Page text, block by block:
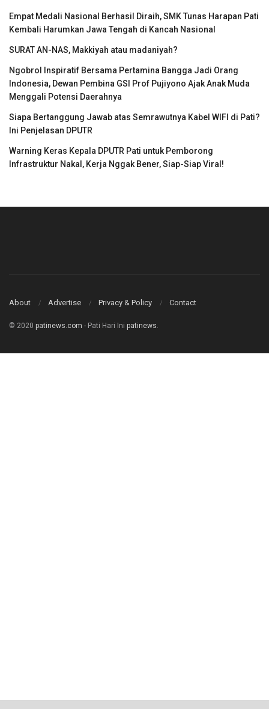
Empat Medali Nasional Berhasil Diraih, SMK Tunas Harapan Pati
Kembali Harumkan Jawa Tengah di Kancah Nasional
SURAT AN-NAS, Makkiyah atau madaniyah?
Ngobrol Inspiratif Bersama Pertamina Bangga Jadi Orang
Indonesia, Dewan Pembina GSI Prof Pujiyono Ajak Anak Muda
Menggali Potensi Daerahnya
Siapa Bertanggung Jawab atas Semrawutnya Kabel WIFI di Pati?
Ini Penjelasan DPUTR
Warning Keras Kepala DPUTR Pati untuk Pemborong
Infrastruktur Nakal, Kerja Nggak Bener, Siap-Siap Viral!
About Advertise Privacy & Policy Contact
© 2020 patinews.com - Pati Hari Ini patinews